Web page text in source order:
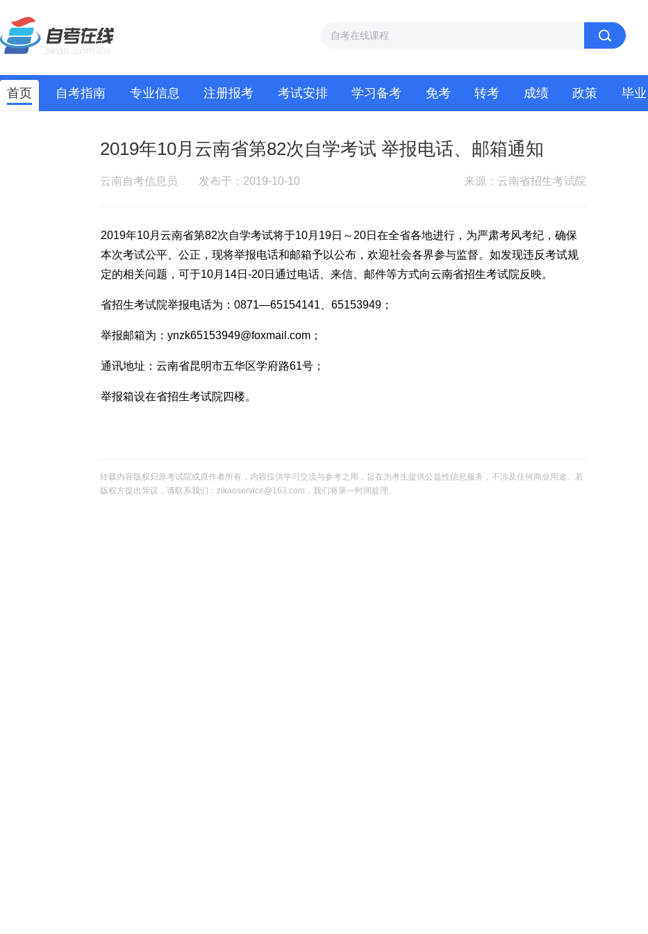
首页 自考指南 专业信息 注册报考 考试安排 学习备考 免考 转考 成绩 政策 毕业
2019年10月云南省第82次自学考试 举报电话、邮箱通知
云南自考信息员 发布于：2019-10-10 来源：云南省招生考试院
2019年10月云南省第82次自学考试将于10月19日～20日在全省各地进行，为严肃考风考纪，确保
本次考试公平、公正，现将举报电话和邮箱予以公布，欢迎社会各界参与监督。如发现违反考试规
定的相关问题，可于10月14日-20日通过电话、来信、邮件等方式向云南省招生考试院反映。
省招生考试院举报电话为：0871—65154141、65153949；
举报邮箱为：ynzk65153949@foxmail.com；
通讯地址：云南省昆明市五华区学府路61号；
举报箱设在省招生考试院四楼。
转载内容版权归原考试院或原作者所有，内容仅供学习交流与参考之用，旨在为考生提供公益性信息服务，不涉及任何商业用途。若
版权方提出异议，请联系我们：zikaoservice@163.com，我们将第一时间处理。